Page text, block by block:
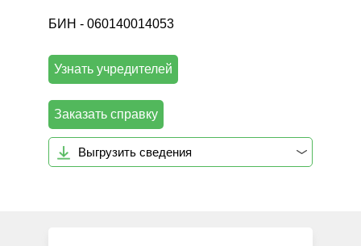
БИН - 060140014053
Узнать учредителей
Заказать справку
Выгрузить сведения